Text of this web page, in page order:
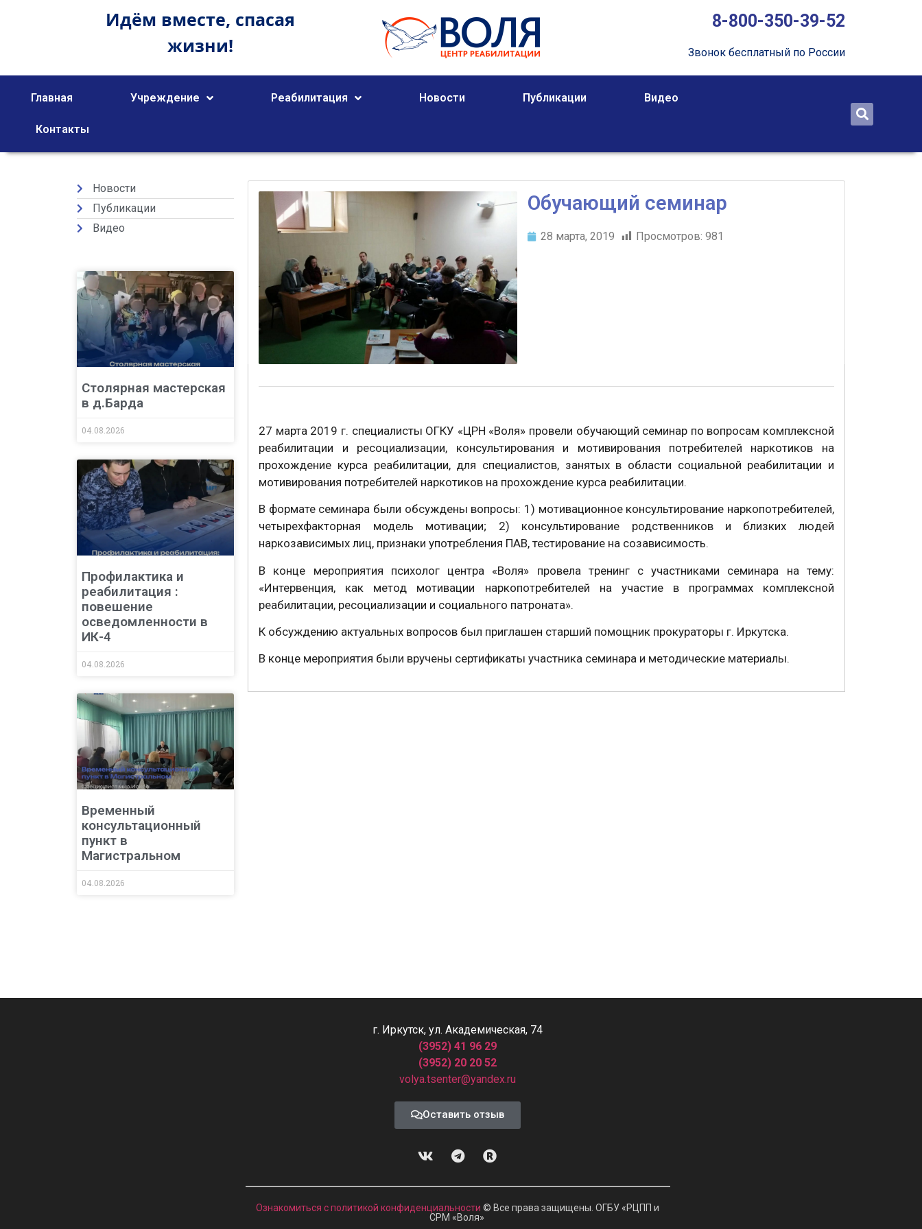
Идём вместе, спасая
жизни!
8-800-350-39-52
Звонок бесплатный по России
Главная Учреждение Реабилитация Новости Публикации Видео
Контакты
Новости
Публикации
Видео
Столярная мастерская
в д.Барда
04.08.2026
Профилактика и
реабилитация :
повешение
осведомленности в
ИК-4
04.08.2026
Временный
консультационный
пункт в
Магистральном
04.08.2026
Обучающий семинар
28 марта, 2019 Просмотров: 981
27 марта 2019 г. специалисты ОГКУ «ЦРН «Воля» провели обучающий семинар по вопросам комплексной
реабилитации и ресоциализации, консультирования и мотивирования потребителей наркотиков на
прохождение курса реабилитации, для специалистов, занятых в области социальной реабилитации и
мотивирования потребителей наркотиков на прохождение курса реабилитации.
В формате семинара были обсуждены вопросы: 1) мотивационное консультирование наркопотребителей,
четырехфакторная модель мотивации; 2) консультирование родственников и близких людей
наркозависимых лиц, признаки употребления ПАВ, тестирование на созависимость.
В конце мероприятия психолог центра «Воля» провела тренинг с участниками семинара на тему:
«Интервенция, как метод мотивации наркопотребителей на участие в программах комплексной
реабилитации, ресоциализации и социального патроната».
К обсуждению актуальных вопросов был приглашен старший помощник прокураторы г. Иркутска.
В конце мероприятия были вручены сертификаты участника семинара и методические материалы.
г. Иркутск, ул. Академическая, 74
(3952) 41 96 29
(3952) 20 20 52
volya.tsenter@yandex.ru
Оставить отзыв
Ознакомиться с политикой конфиденциальности© Все права защищены. ОГБУ «РЦПП и
СРМ «Воля»